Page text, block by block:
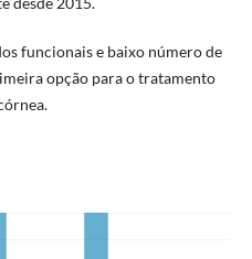
funcionais e baixo número de
opção para o tratamento